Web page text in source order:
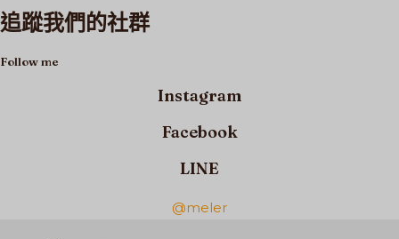
追蹤我們的社群
Follow me
Instagram
Facebook
LINE
@meler